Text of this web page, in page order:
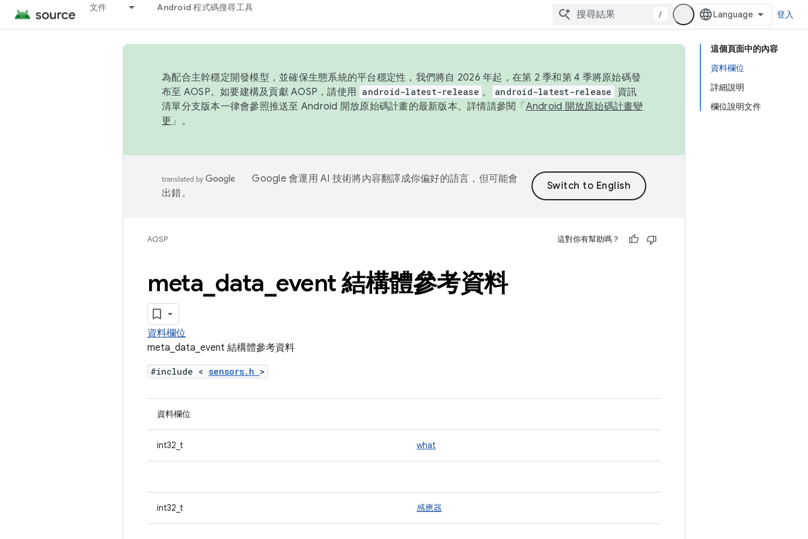
文件 Android 程式碼搜尋工具
/ 登入
這個頁面中的內容
資料欄位
詳細說明
欄位說明文件
為配合主幹穩定開發模型，並確保生態系統的平台穩定性，我們將自 2026 年起，在第 2 季和第 4 季將原始碼發
布至 AOSP。如要建構及貢獻 AOSP，請使用 android-latest-release 。 android-latest-release
資訊
清單分支版本一律會參照推送至 Android 開放原始碼計畫的最新版本。詳情請參閱「 Android 開放原始碼計畫變
更 」。
Google 會運用 AI 技術將內容翻譯成你偏好的語言，但可能會
出錯。
AOSP 這對你有幫助嗎？
meta data event 結構體參考資料
資料欄位
meta_data_event 結構體參考資料
#include < sensors.h >
資料欄位
int32_t what
int32_t 感應器